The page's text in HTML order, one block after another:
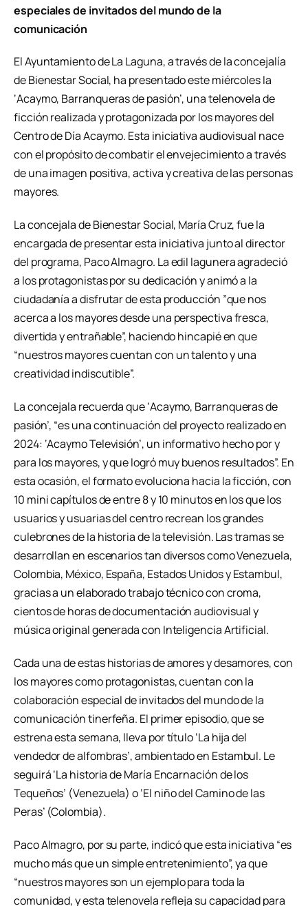
especiales de invitados del mundo de la
comunicación
El Ayuntamiento de La Laguna, a través de la concejalía
de Bienestar Social, ha presentado este miércoles la
‘Acaymo, Barranqueras de pasión’, una telenovela de
ficción realizada y protagonizada por los mayores del
Centro de Día Acaymo. Esta iniciativa audiovisual nace
con el propósito de combatir el envejecimiento a través
de una imagen positiva, activa y creativa de las personas
mayores.
La concejala de Bienestar Social, María Cruz, fue la
encargada de presentar esta iniciativa junto al director
del programa, Paco Almagro. La edil lagunera agradeció
a los protagonistas por su dedicación y animó a la
ciudadanía a disfrutar de esta producción ”que nos
acerca a los mayores desde una perspectiva fresca,
divertida y entrañable”, haciendo hincapié en que
“nuestros mayores cuentan con un talento y una
creatividad indiscutible”.
La concejala recuerda que ‘Acaymo, Barranqueras de
pasión’, “es una continuación del proyecto realizado en
2024: ‘Acaymo Televisión’, un informativo hecho por y
para los mayores, y que logró muy buenos resultados”. En
esta ocasión, el formato evoluciona hacia la ficción, con
10 mini capítulos de entre 8 y 10 minutos en los que los
usuarios y usuarias del centro recrean los grandes
culebrones de la historia de la televisión. Las tramas se
desarrollan en escenarios tan diversos como Venezuela,
Colombia, México, España, Estados Unidos y Estambul,
gracias a un elaborado trabajo técnico con croma,
cientos de horas de documentación audiovisual y
música original generada con Inteligencia Artificial.
Cada una de estas historias de amores y desamores, con
los mayores como protagonistas, cuentan con la
colaboración especial de invitados del mundo de la
comunicación tinerfeña. El primer episodio, que se
estrena esta semana, lleva por título ‘La hija del
vendedor de alfombras’, ambientado en Estambul. Le
seguirá ‘La historia de María Encarnación de los
Tequeños’ (Venezuela) o ‘El niño del Camino de las
Peras’ (Colombia).
Paco Almagro, por su parte, indicó que esta iniciativa “es
mucho más que un simple entretenimiento”, ya que
“nuestros mayores son un ejemplo para toda la
comunidad, y esta telenovela refleja su capacidad para